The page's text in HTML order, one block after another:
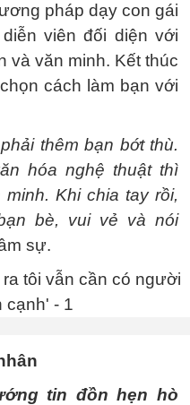
pháp dạy con gái
viên đối diện với
và văn minh. Kết thúc
cách làm bạn với
thêm bạn bớt thù.
hóa nghệ thuật thì
Khi chia tay rồi,
bè, vui vẻ và nói
sự.
tin đồn hẹn hò